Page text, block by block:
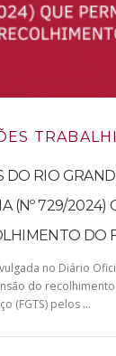
DO RIO
(Nº 729/2024)
DO
no Diário
do
(FGTS) pelos …